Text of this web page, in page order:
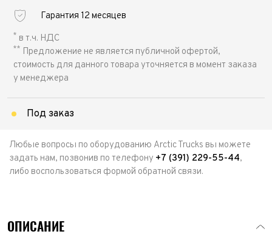
Гарантия 12 месяцев
* в т.ч. НДС
** Предложение не является публичной офертой,
стоимость для данного товара уточняется в момент заказа
у менеджера
Под заказ
Любые вопросы по оборудованию Arctic Trucks вы можете
задать нам, позвонив по телефону +7 (391) 229-55-44,
либо воспользоваться формой обратной связи.
ОПИСАНИЕ